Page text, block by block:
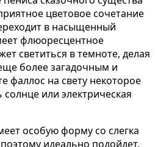
цветовое сочетание
в насыщенный
флюоресцентное
светиться в темноте, делая
более загадочным и
на свету некоторое
или электрическая
особую форму со слегка
идеально подойдет,